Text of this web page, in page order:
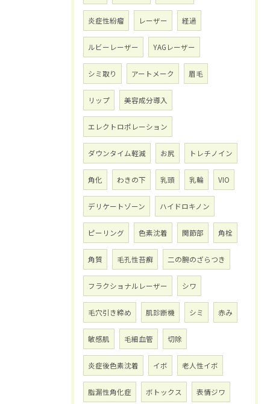
炎症性紛瘤 レーザー 経過
ルビーレーザー YAGレーザー
シミ取り アートメーク 眉毛
リップ 美容成分導入
エレクトロポレーション
ダウンタイム軽減 お尻 トレチノイン
角化 わきの下 乳頭 乳輪 VIO
デリケートゾーン ハイドロキノン
ピーリング 色素沈着 関節部 角栓
角質 毛孔性苔癬 二の腕のざらつき
フラクショナルレーザー シワ
毛穴引き締め 肌診断機 シミ 赤み
敏感肌 毛細血管 切除
炎症後色素沈着 イボ 老人性イボ
脂漏性角化症 ボトックス 表情ジワ